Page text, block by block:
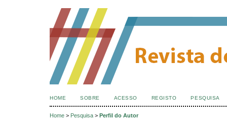
HOME SOBRE ACESSO REGISTO PESQUISA
Home > Pesquisa > Perfil do Autor